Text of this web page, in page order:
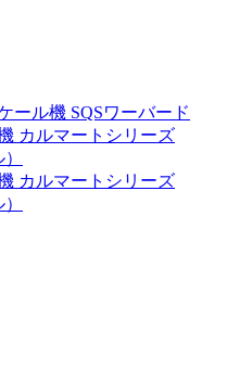
ール機 SQSワーバード
カルマートシリーズ
カルマートシリーズ